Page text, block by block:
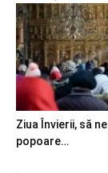
Ziua Învierii, să
popoare…